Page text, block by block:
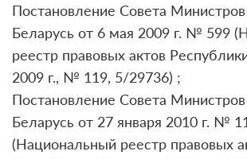
Постановление Совета
Беларусь от 6 мая 2009 г. № 599
реестр правовых актов
2009 г., № 119, 5/29736) ;
Постановление Совета
Беларусь от 27 января 2010 г. №
(Национальный реестр правовых